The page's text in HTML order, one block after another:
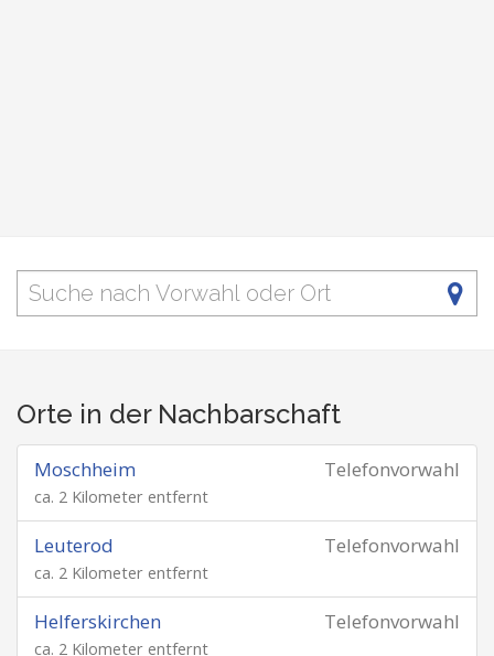
Orte in der Nachbarschaft
Telefonvorwahl
Moschheim
ca. 2 Kilometer entfernt
Telefonvorwahl
Leuterod
ca. 2 Kilometer entfernt
Telefonvorwahl
Helferskirchen
ca. 2 Kilometer entfernt